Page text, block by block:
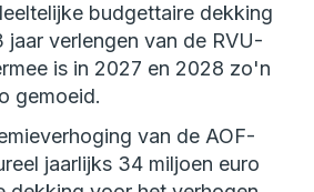
budgettaire dekking
jaar verlengen van de RVU-
is in 2027 en 2028 zo'n
gemoeid.
van de AOF-
jaarlijks 34 miljoen euro